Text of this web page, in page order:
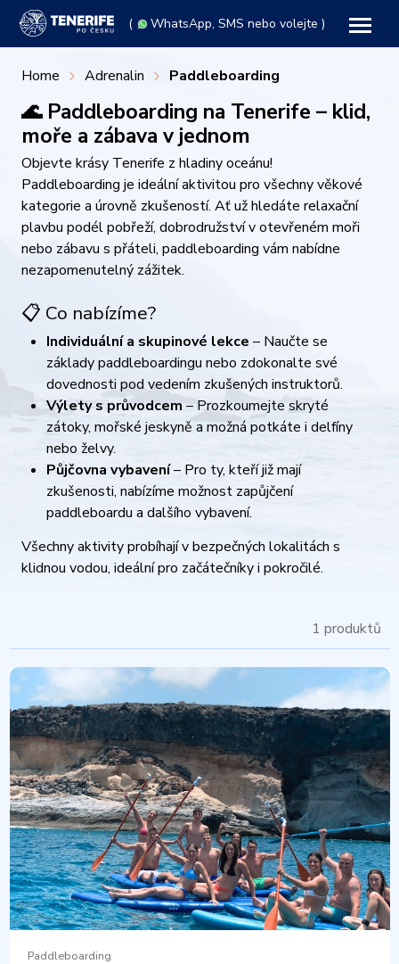
( WhatsApp, SMS nebo volejte )
Home Adrenalin Paddleboarding
🌊 Paddleboarding na Tenerife – klid,
moře a zábava v jednom
Objevte krásy Tenerife z hladiny oceánu!
Paddleboarding je ideální aktivitou pro všechny věkové
kategorie a úrovně zkušeností. Ať už hledáte relaxační
plavbu podél pobřeží, dobrodružství v otevřeném moři
nebo zábavu s přáteli, paddleboarding vám nabídne
nezapomenutelný zážitek.
📋 Co nabízíme?
Individuální a skupinové lekce – Naučte se
základy paddleboardingu nebo zdokonalte své
dovednosti pod vedením zkušených instruktorů.
Výlety s průvodcem – Prozkoumejte skryté
zátoky, mořské jeskyně a možná potkáte i delfíny
nebo želvy.
Půjčovna vybavení– Pro ty, kteří již mají
zkušenosti, nabízíme možnost zapůjčení
paddleboardu a dalšího vybavení.​
Všechny aktivity probíhají v bezpečných lokalitách s
klidnou vodou, ideální pro začátečníky i pokročilé.
1 produktů
Paddleboarding